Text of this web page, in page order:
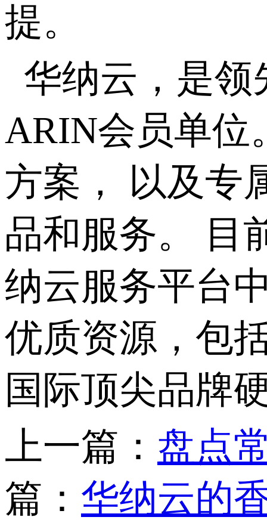
提。
华纳云，是领
ARIN会员单位
方案， 以及专
品和服务。 目
纳云服务平台
优质资源，包
国际顶尖品牌
上一篇： 盘点
篇： 华纳云的